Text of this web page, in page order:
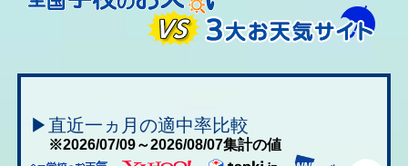
▶直近一ヵ月の適中率比較
※2026/07/09～2026/08/07集計の値